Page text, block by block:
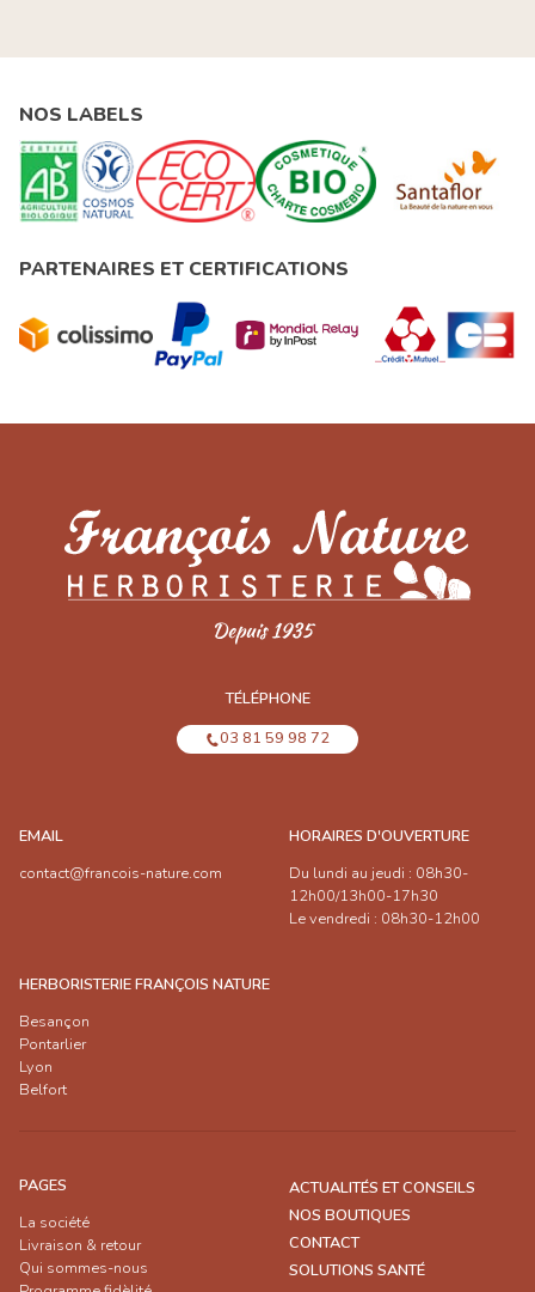
NOS LABELS
PARTENAIRES ET CERTIFICATIONS
TÉLÉPHONE
03 81 59 98 72
EMAIL
contact@francois-nature.com
HORAIRES D'OUVERTURE
Du lundi au jeudi : 08h30-
12h00/13h00-17h30
Le vendredi : 08h30-12h00
HERBORISTERIE FRANÇOIS NATURE
Besançon
Pontarlier
Lyon
Belfort
PAGES
La société
Livraison & retour
Qui sommes-nous
ACTUALITÉS ET CONSEILS
NOS BOUTIQUES
CONTACT
SOLUTIONS SANTÉ